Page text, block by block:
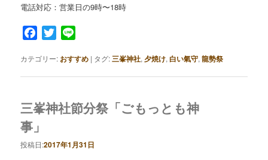
電話対応：営業日の9時〜18時
Facebook
Twitter
カテゴリー: おすすめ | タグ:三峯神社, 夕焼け,白い氣守,龍勢祭
三峯神社節分祭「ごもっとも神
事」
投稿日:2017年1月31日